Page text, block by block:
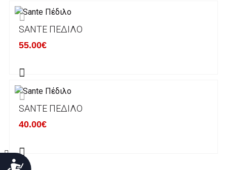
Προσιτότητα
ΠΟΛΙΤΙΚΗ ΕΠΙΣΤΡΟΦΩΝ
αντικατάστασή του με άλλο μέγεθος ή άλλο
προιόν.
Βασική προυπόθεση για την επιστροφή του
να μην έχει επέλθει καμία φθορά σε αυτό.
SANTE ΠΈΔΙΛΟ
55.00€
SANTE ΠΈΔΙΛΟ
40.00€